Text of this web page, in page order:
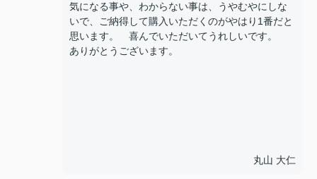
気になる事や、わからない事は、うやむやにしな
いで、ご納得して購入いただくのがやはり1番だと
思います。 喜んでいただいてうれしいです。
ありがとうございます。
丸山 大仁